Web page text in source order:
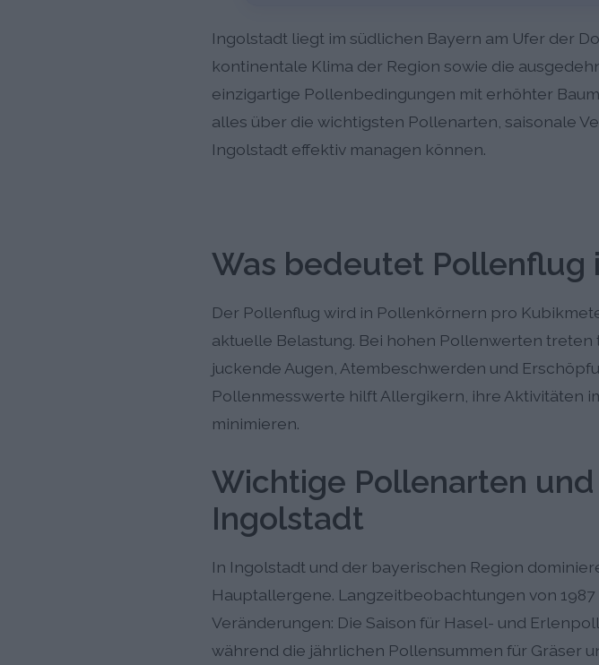
Ingolstadt liegt im südlichen Bayern am Ufer der
kontinentale Klima der Region sowie die
einzigartige Pollenbedingungen mit erhöhter
alles über die wichtigsten Pollenarten, saisonale
Ingolstadt effektiv managen können.
Was bedeutet Pollenflug
Der Pollenflug wird in Pollenkörnern pro
aktuelle Belastung. Bei hohen Pollenwerten
juckende Augen, Atembeschwerden und
Pollenmesswerte hilft Allergikern, ihre Aktivitäten
minimieren.
Wichtige Pollenarten
Ingolstadt
In Ingolstadt und der bayerischen Region
Hauptallergene. Langzeitbeobachtungen von
Veränderungen: Die Saison für Hasel- und
während die jährlichen Pollensummen für Gräser